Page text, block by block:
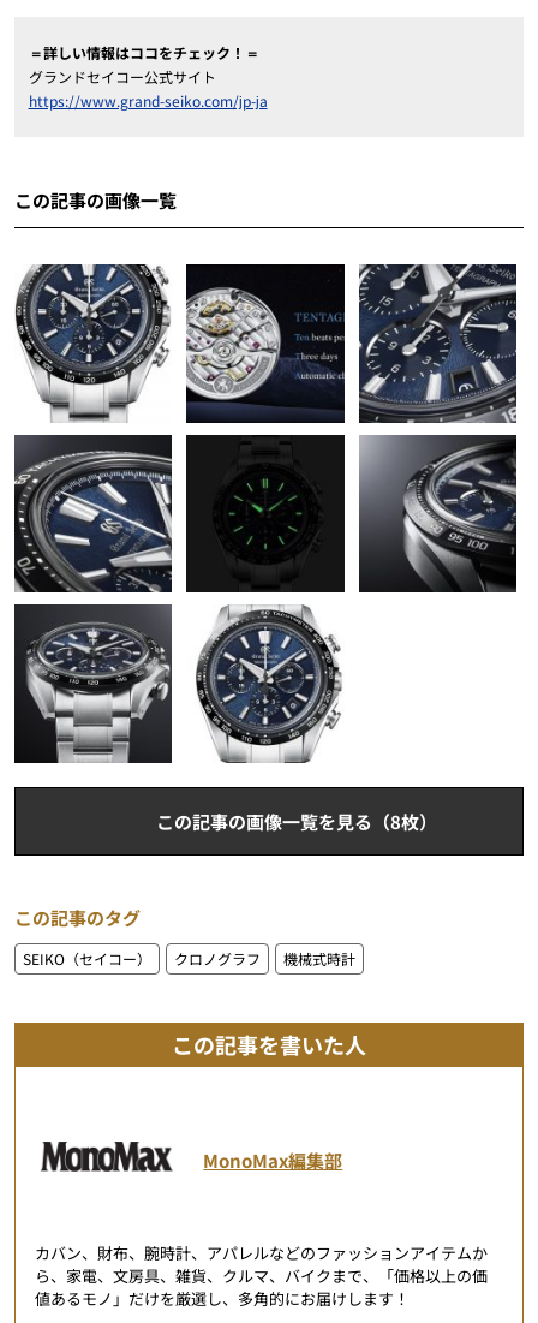
＝詳しい情報はココをチェック！＝
グランドセイコー公式サイト
https://www.grand-seiko.com/jp-ja
この記事の画像一覧
この記事の画像一覧を見る（8枚）
この記事のタグ
SEIKO（セイコー） クロノグラフ 機械式時計
この記事を書いた人
MonoMax編集部
カバン、財布、腕時計、アパレルなどのファッションアイテムか
ら、家電、文房具、雑貨、クルマ、バイクまで、「価格以上の価
値あるモノ」だけを厳選し、多角的にお届けします！